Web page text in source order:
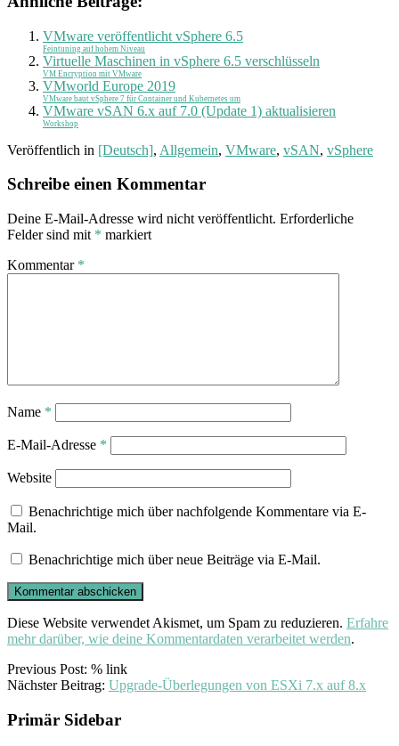
VMware veröffentlicht vSphere 6.5
Feintuning auf hohem Niveau
Virtuelle Maschinen in vSphere 6.5 verschlüsseln
VM Encryption mit VMware
VMworld Europe 2019
VMware baut vSphere 7 für Container und Kubernetes um
VMware vSAN 6.x auf 7.0 (Update 1) aktualisieren
Workshop
Veröffentlich in [Deutsch], Allgemein, VMware, vSAN, vSphere
Schreibe einen Kommentar
Deine E-Mail-Adresse wird nicht veröffentlicht. Erforderliche
Felder sind mit * markiert
Kommentar *
Name *
E-Mail-Adresse *
Website
Benachrichtige mich über nachfolgende Kommentare via E-
Mail.
Benachrichtige mich über neue Beiträge via E-Mail.
Diese Website verwendet Akismet, um Spam zu reduzieren. Erfahre
mehr darüber, wie deine Kommentardaten verarbeitet werden.
Previous Post: % link
Nächster Beitrag: Upgrade-Überlegungen von ESXi 7.x auf 8.x
Primär Sidebar